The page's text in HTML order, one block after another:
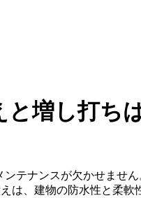
と増し打ち
テナンスが欠かせません
は、建物の防水性と柔